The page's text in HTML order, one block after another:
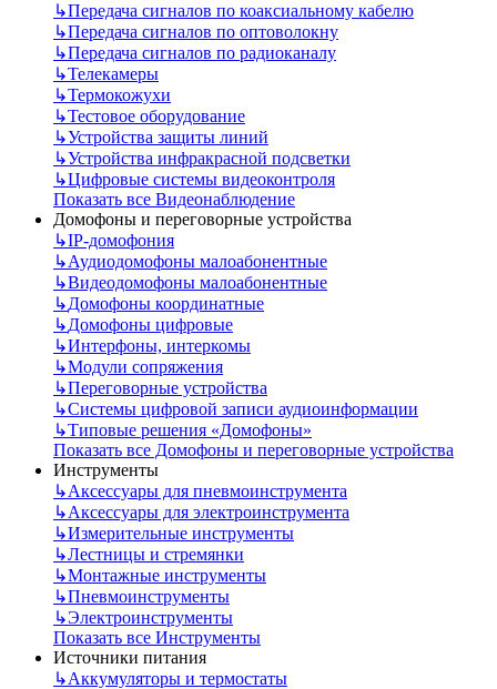
↳Передача сигналов по коаксиальному кабелю
↳Передача сигналов по оптоволокну
↳Передача сигналов по радиоканалу
↳Телекамеры
↳Термокожухи
↳Тестовое оборудование
↳Устройства защиты линий
↳Устройства инфракрасной подсветки
↳Цифровые системы видеоконтроля
Показать все Видеонаблюдение
Домофоны и переговорные устройства
↳IP-домофония
↳Аудиодомофоны малоабонентные
↳Видеодомофоны малоабонентные
↳Домофоны координатные
↳Домофоны цифровые
↳Интерфоны, интеркомы
↳Модули сопряжения
↳Переговорные устройства
↳Системы цифровой записи аудиоинформации
↳Типовые решения «Домофоны»
Показать все Домофоны и переговорные устройства
Инструменты
↳Аксессуары для пневмоинструмента
↳Аксессуары для электроинструмента
↳Измерительные инструменты
↳Лестницы и стремянки
↳Монтажные инструменты
↳Пневмоинструменты
↳Электроинструменты
Показать все Инструменты
Источники питания
↳Аккумуляторы и термостаты